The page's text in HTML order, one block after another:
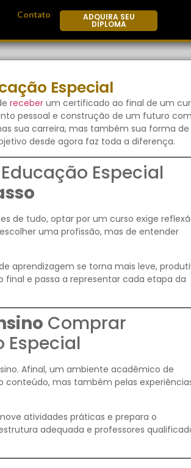
Contato ADQUIRA SEU
DIPLOMA
Especial
receber um certificado ao final de um
pessoal e construção de um futuro com
sua carreira, mas também sua forma de
desde agora faz toda a diferença.
Especial
de tudo, optar por um curso exige
uma profissão, mas de entender
aprendizagem se torna mais leve,
final e passa a representar cada etapa da
Comprar
Especial
Afinal, um ambiente acadêmico de
conteúdo, mas também pelas
atividades práticas e prepara o
adequada e professores